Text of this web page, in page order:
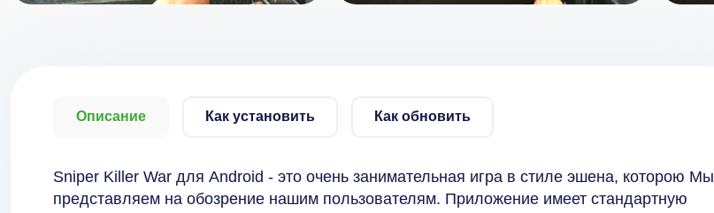
Описание Как установить Как обновить
Sniper Killer War для Android - это очень занимательная игра в стиле эшена, которою Мы
представляем на обозрение нашим пользователям. Приложение имеет стандартную